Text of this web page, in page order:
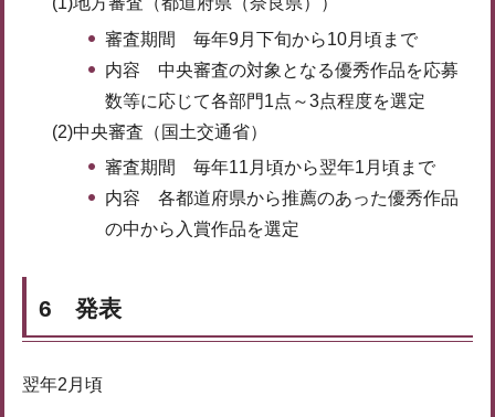
審査期間 毎年9月下旬から10月頃まで
内容 中央審査の対象となる優秀作品を応募
数等に応じて各部門1点～3点程度を選定
(2)中央審査（国土交通省）
審査期間 毎年11月頃から翌年1月頃まで
内容 各都道府県から推薦のあった優秀作品
の中から入賞作品を選定
6 発表
翌年2月頃